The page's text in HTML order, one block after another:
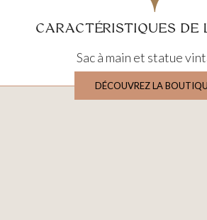
CARACTÉRISTIQUES DE
Sac à main et statue
DÉCOUVREZ LA